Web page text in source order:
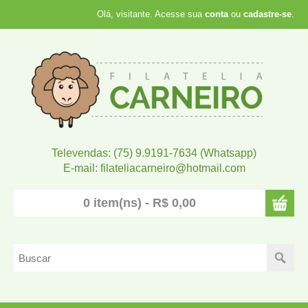
Olá, visitante. Acesse sua contaou cadastre-se.
Televendas: (75) 9.9191-7634 (Whatsapp)
E-mail: filateliacarneiro@hotmail.com
0 item(ns) - R$ 0,00